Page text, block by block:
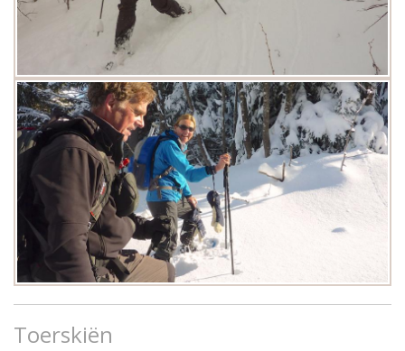
Toerskiën